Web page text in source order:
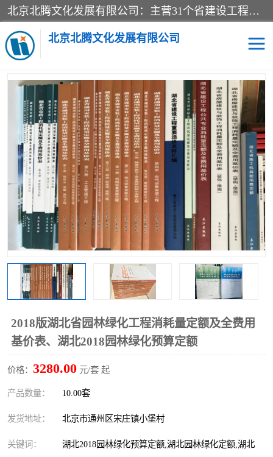
北京北腾文化发展有限公司：主营31个省建设工程预算书,工程预算软件,工程计价依据,工程造价定额,工程量清单计价定额,建设工程量消耗量定额,各行业工程预算定额,铁路定额,电力定额,矿山定额,*,黄金定额,钢铁企业检修定额,中石化安装检修定额,煤矿图书,医院书籍等.诚信的经营，在发展的同时公司不忘不断总结不断优化为客户的服务，和一如既往的热情赢得了新老客户的极高评价及青睐。
北京北腾文化发展有限公司
当前位置：首页>供应商机>湖北省建设工程预算定额> 2018版湖
北省园林绿化工程消耗量定额及全费用基价表、湖北2018园林绿化预
算定额
2018版湖北省园林绿化工程消耗量定额及全费用
基价表、湖北2018园林绿化预算定额
价格： 3280.00 元/套 起
产品数量： 10.00套
发货地址： 北京市通州区宋庄镇小堡村
关键词：
湖北2018园林绿化预算定额,湖北园林绿化定额,湖北
医院图书 预算定额
电力图书 煤矿图书
标准图书 铁路建设工程预算定额
电力行业工程预算定额 石油化工安装预算定额
新石油化工检修定额 石油化工概算定额数据
算定额
山东省工程预算定额 法律图书
电网技改,拆除,检修定额 炼油化工计价依据定额
信息通信建设工程预算定
额
火力发电机组检修定额
湖北建设工程消耗量定额